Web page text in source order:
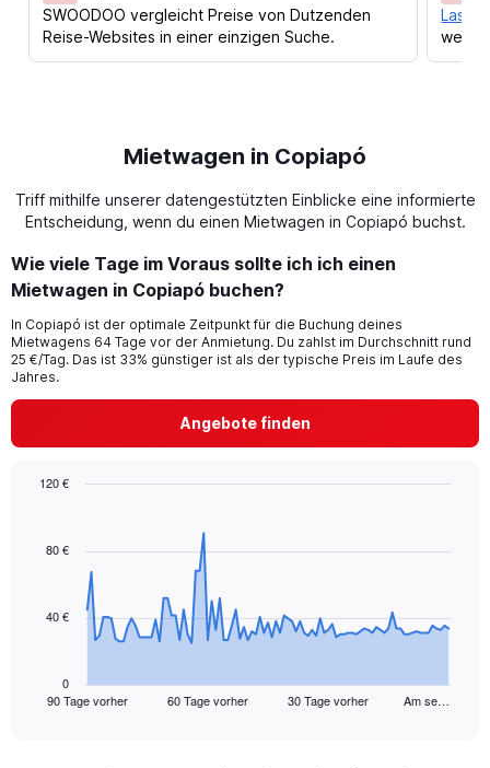
SWOODOO vergleicht Preise von Dutzenden
Reise-Websites in einer einzigen Suche.
Lass
Mietwagen in Copiapó
Triff mithilfe unserer datengestützten Einblicke eine informierte
Entscheidung, wenn du einen Mietwagen in Copiapó buchst.
Wie viele Tage im Voraus sollte ich ich einen
Mietwagen in Copiapó buchen?
In Copiapó ist der optimale Zeitpunkt für die Buchung deines
Mietwagens 64 Tage vor der Anmietung. Du zahlst im Durchschnitt rund
25 €/Tag. Das ist 33% günstiger ist als der typische Preis im Laufe des
Jahres.
Angebote finden
data
The
90 Tage vorher 60 Tage vorher 30 Tage vorher Am se…
0
40 €
80 €
120 €
End